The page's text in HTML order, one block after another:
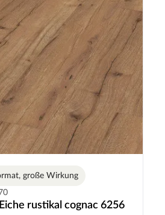
große Wirkung
rustikal cognac 6256